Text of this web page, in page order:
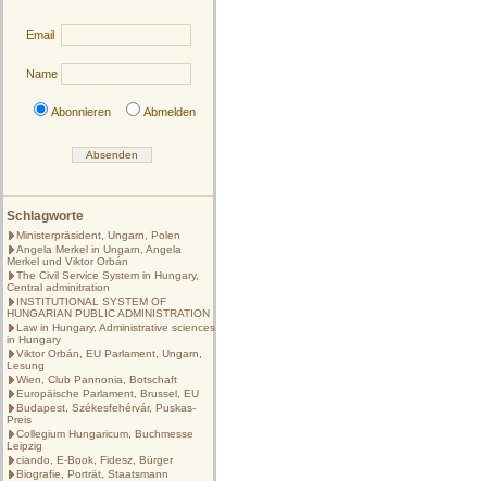
Email
Name
Abonnieren Abmelden
Schlagworte
Ministerpräsident, Ungarn, Polen
Angela Merkel in Ungarn, Angela
Merkel und Viktor Orbán
The Civil Service System in Hungary,
Central adminitration
INSTITUTIONAL SYSTEM OF
HUNGARIAN PUBLIC ADMINISTRATION
Law in Hungary, Administrative sciences
in Hungary
Viktor Orbán, EU Parlament, Ungarn,
Lesung
Wien, Club Pannonia, Botschaft
Europäische Parlament, Brussel, EU
Budapest, Székesfehérvár, Puskas-
Preis
Collegium Hungaricum, Buchmesse
Leipzig
ciando, E-Book, Fidesz, Bürger
Biografie, Porträt, Staatsmann